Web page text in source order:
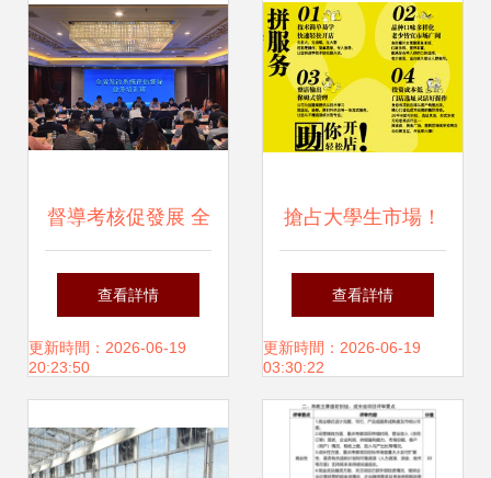
投資嶄露頭角
督導考核促發展 全
省發展改革系統評
估督導業務培訓班
查看詳情
更新時間：2026-06-19
20:23:50
搶占大學生市場！
魚你說酸菜魚推
出“懶人開店”新運
營模式，免費教學
查看詳情
更新時間：2026-06-19
03:30:22